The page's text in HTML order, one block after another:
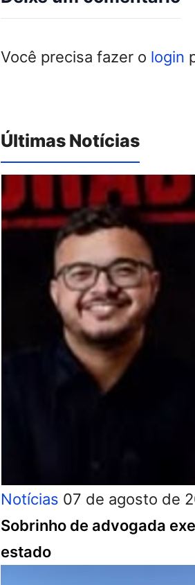
Você precisa fazer o login
Últimas Notícias
Notícias 07 de agosto de
Sobrinho de advogada
estado